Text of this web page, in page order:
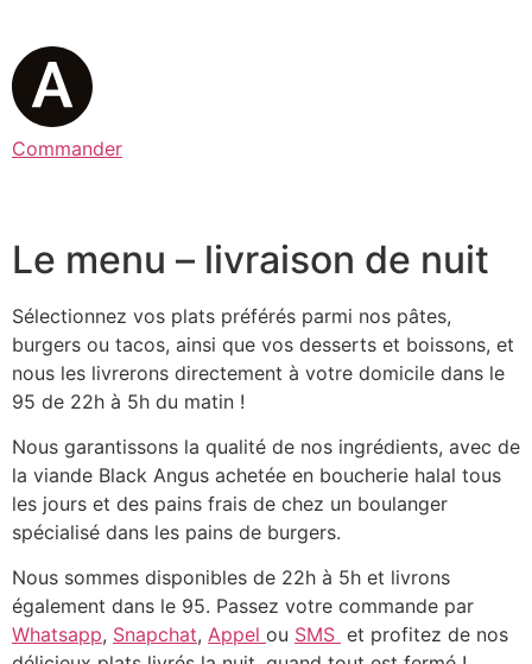
Commander
Le menu – livraison de nuit
Sélectionnez vos plats préférés parmi nos pâtes,
burgers ou tacos, ainsi que vos desserts et boissons, et
nous les livrerons directement à votre domicile dans le
95 de 22h à 5h du matin !
Nous garantissons la qualité de nos ingrédients, avec de
la viande Black Angus achetée en boucherie halal tous
les jours et des pains frais de chez un boulanger
spécialisé dans les pains de burgers.
Nous sommes disponibles de 22h à 5h et livrons
également dans le 95. Passez votre commande par
Whatsapp, Snapchat, Appel ou SMS et profitez de nos